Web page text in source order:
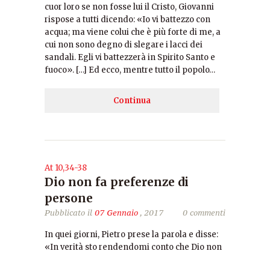
cuor loro se non fosse lui il Cristo, Giovanni
rispose a tutti dicendo: «Io vi battezzo con
acqua; ma viene colui che è più forte di me, a
cui non sono degno di slegare i lacci dei
sandali. Egli vi battezzerà in Spirito Santo e
fuoco». […] Ed ecco, mentre tutto il popolo…
Continua
At 10,34-38
Dio non fa preferenze di
persone
Pubblicato il 07 Gennaio, 2017 0 commenti
In quei giorni, Pietro prese la parola e disse:
«In verità sto rendendomi conto che Dio non